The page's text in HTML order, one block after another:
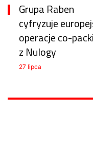
Grupa Raben
cyfryzuje
operacje co-
z Nulogy
27 lipca